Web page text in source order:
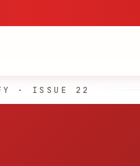
· ISSUE 22